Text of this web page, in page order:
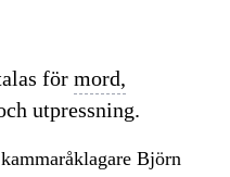
för mord,
utpressning.
Björn